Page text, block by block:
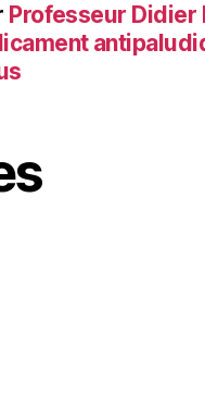
Professeur Didier